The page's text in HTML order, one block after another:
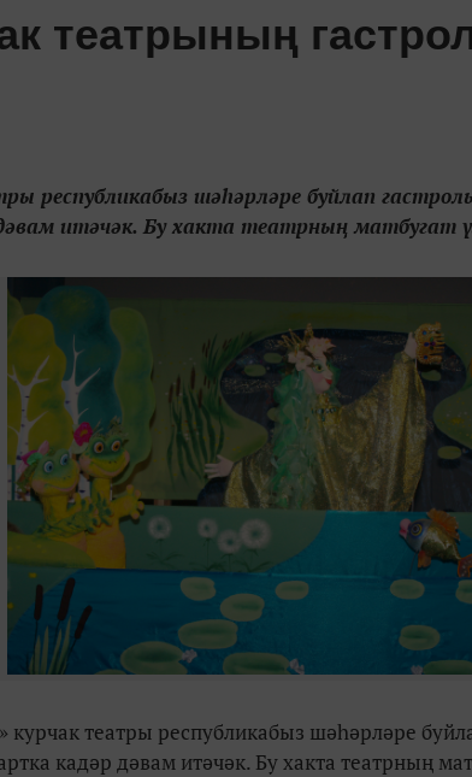
театрының
республикабыз шәһәрләре буйлап
итәчәк. Бу хакта театрның матбугат
театры республикабыз шәһәрләре
кадәр дәвам итәчәк. Бу хакта театрның